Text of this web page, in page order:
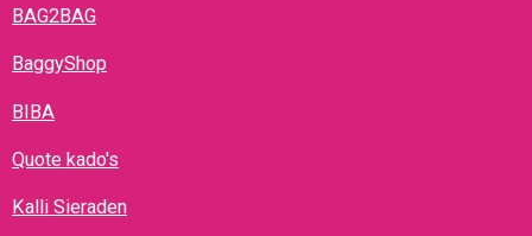
BAG2BAG
BaggyShop
BIBA
Quote kado's
Kalli Sieraden